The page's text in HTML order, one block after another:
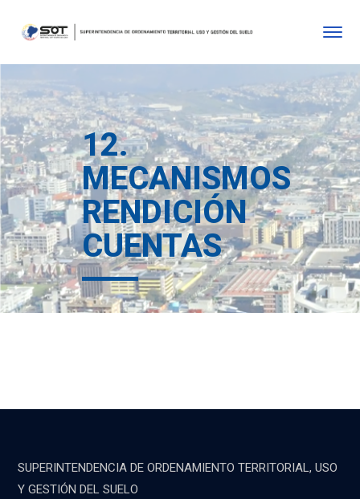
12.
MECANISMOS
RENDICIÓN
CUENTAS
SUPERINTENDENCIA DE ORDENAMIENTO TERRITORIAL, USO
Y GESTIÓN DEL SUELO